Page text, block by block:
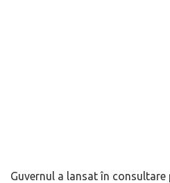
Guvernul a lansat în